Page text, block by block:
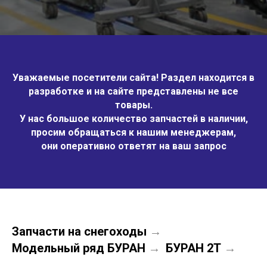
Уважаемые посетители сайта! Раздел находится в
разработке и на сайте представлены не все
товары.
У нас большое количество запчастей в наличии,
просим обращаться к нашим менеджерам,
они оперативно ответят на ваш запрос
Запчасти на снегоходы →
Модельный ряд БУРАН → БУРАН 2Т →